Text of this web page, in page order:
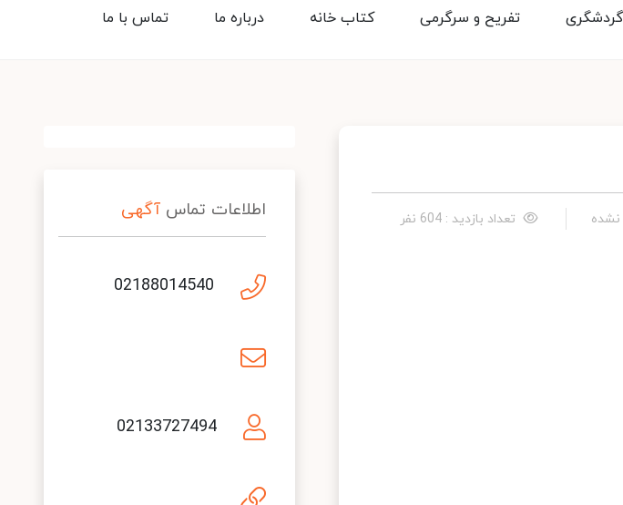
تماس با ما درباره ما کتاب خانه تفریح و سرگرمی گردشگری
تعداد بازدید : 604 نفر اطلاعات تماس آگهی
02188014540
02133727494